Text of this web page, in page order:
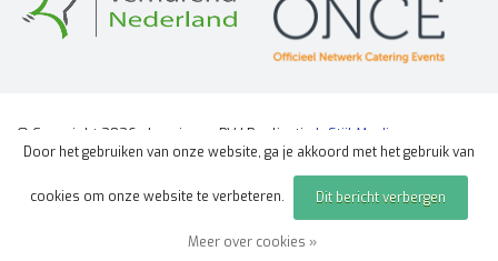
© Copyright 2026 - Lumineux BV | Realisatie
InStijl Media
Algemene voorwaarden|Disclaimer|Privacy Policy|Sitemap |
Door het gebruiken van onze website, ga je akkoord met het gebruik van
cookies om onze website te verbeteren. Dit bericht verbergen
Meer over cookies »